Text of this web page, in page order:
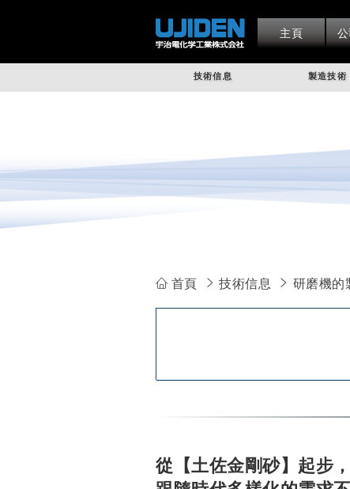
主頁
技術信息 製造技術
首頁 技術信息 研磨機的
從【土佐金剛砂】起步，